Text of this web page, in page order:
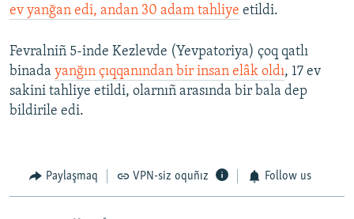
ev yanğan edi, andan 30 adam tahliye etildi.
Fevralniñ 5-inde Kezlevde (Yevpatoriya) çoq qatlı
binada yanğın çıqqanından bir insan elâk oldı, 17 ev
sakini tahliye etildi, olarnıñ arasında bir bala dep
bildirile edi.
Paylaşmaq VPN-siz oquñız Follow us